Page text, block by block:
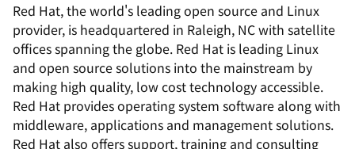
Red Hat, the world's leading open source and Linux
provider, is headquartered in Raleigh, NC with satellite
offices spanning the globe. Red Hat is leading Linux
and open source solutions into the mainstream by
making high quality, low cost technology accessible.
Red Hat provides operating system software along with
middleware, applications and management solutions.
Red Hat also offers support, training and consulting